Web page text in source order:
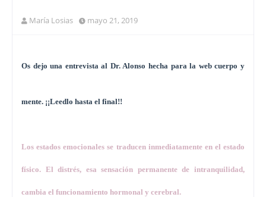
María Losias mayo 21, 2019
Os dejo una entrevista al Dr. Alonso hecha para la web cuerpo y
mente. ¡¡Leedlo hasta el final!!
Los estados emocionales se traducen inmediatamente en el estado
físico. El distrés, esa sensación permanente de intranquilidad,
cambia el funcionamiento hormonal y cerebral.